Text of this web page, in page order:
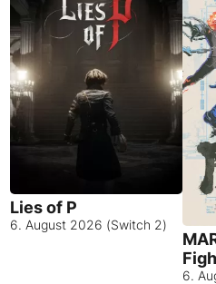
Lies of P
6. August 2026 (Switch 2)
6.